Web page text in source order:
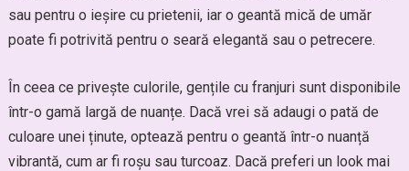
sau pentru o ieșire cu prietenii, iar o geantă mică de umăr
poate fi potrivită pentru o seară elegantă sau o petrecere.
În ceea ce privește culorile, gențile cu franjuri sunt disponibile
într-o gamă largă de nuanțe. Dacă vrei să adaugi o pată de
culoare unei ținute, optează pentru o geantă într-o nuanță
vibrantă, cum ar fi roșu sau turcoaz. Dacă preferi un look mai